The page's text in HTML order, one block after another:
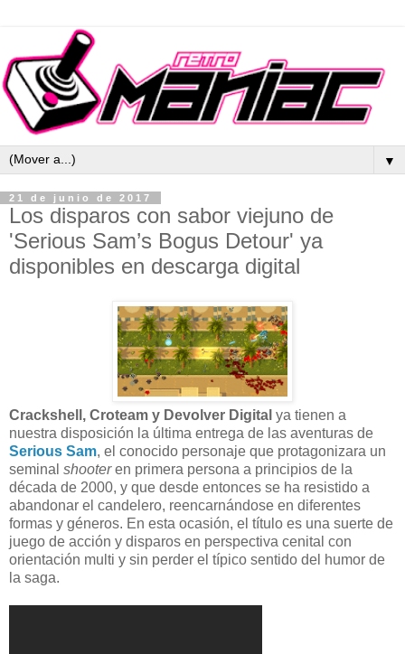
▼
21 de junio de 2017
Los disparos con sabor viejuno de
'Serious Sam’s Bogus Detour' ya
disponibles en descarga digital
Crackshell, Croteam y Devolver Digital ya tienen a
nuestra disposición la última entrega de las aventuras de
Serious Sam, el conocido personaje que protagonizara un
seminal shooteren primera persona a principios de la
década de 2000, y que desde entonces se ha resistido a
abandonar el candelero, reencarnándose en diferentes
formas y géneros. En esta ocasión, el título es una suerte de
juego de acción y disparos en perspectiva cenital con
orientación multi y sin perder el típico sentido del humor de
la saga.